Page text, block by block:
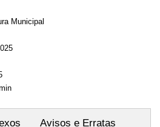
Municipal
Avisos e Erratas